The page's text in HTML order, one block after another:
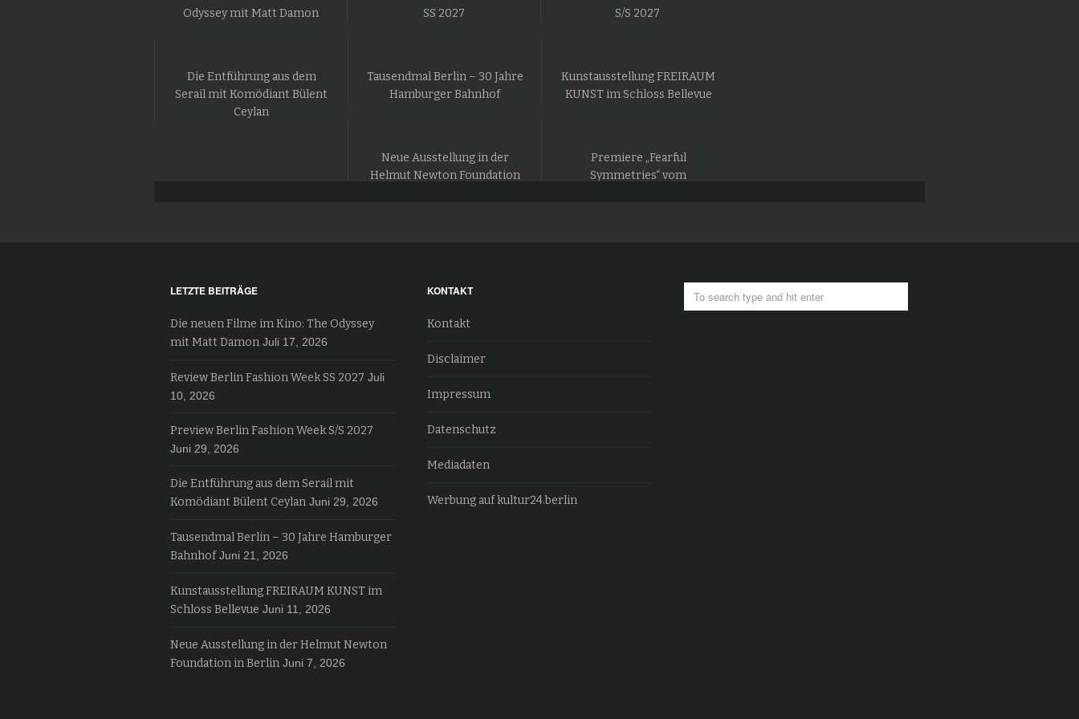
Odyssey mit Matt Damon
SS 2027
S/S 2027
Die Entführung aus dem
Serail mit Komödiant Bülent
Ceylan
Tausendmal Berlin – 30 Jahre
Hamburger Bahnhof
Kunstausstellung FREIRAUM
KUNST im Schloss Bellevue
Neue Ausstellung in der
Helmut Newton Foundation
Premiere „Fearful
Symmetries“ vom
LETZTE BEITRÄGE
Die neuen Filme im Kino: The Odyssey
mit Matt Damon Juli 17, 2026
Review Berlin Fashion Week SS 2027 Juli
10, 2026
Preview Berlin Fashion Week S/S 2027
Juni 29, 2026
Die Entführung aus dem Serail mit
Komödiant Bülent Ceylan Juni 29, 2026
Tausendmal Berlin – 30 Jahre Hamburger
Bahnhof Juni 21, 2026
Kunstausstellung FREIRAUM KUNST im
Schloss Bellevue Juni 11, 2026
Neue Ausstellung in der Helmut Newton
Foundation in Berlin Juni 7, 2026
KONTAKT
Kontakt
Disclaimer
Impressum
Datenschutz
Mediadaten
Werbung auf kultur24.berlin